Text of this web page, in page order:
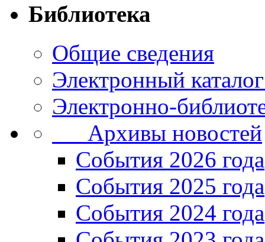
Библиотека
Общие сведения
Электронный
Электронно-
Архивы новостей
Cобытия 2026 года
События 2025 года
События 2024 года